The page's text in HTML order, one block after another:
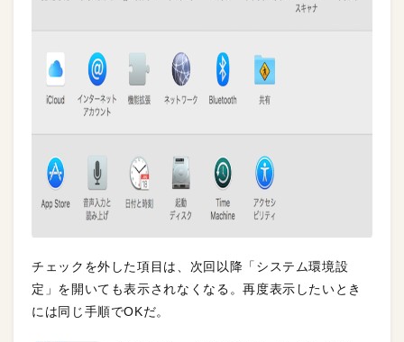
チェックを外した項目は、次回以降「システム環境設
定」を開いても表示されなくなる。再度表示したいとき
には同じ手順でOKだ。